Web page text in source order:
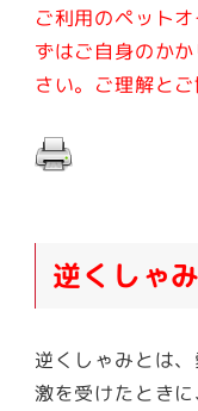
ご利用のペット
ずはご自身のか
さい。ご理解と
逆くしゃ
逆くしゃみとは
激を受けたとき